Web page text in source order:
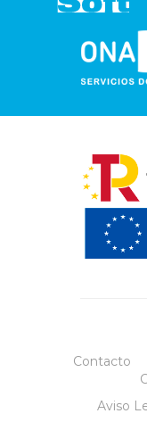
Contacto
Aviso